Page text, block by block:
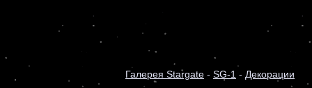
Галерея Stargate - SG-1 - Декорации